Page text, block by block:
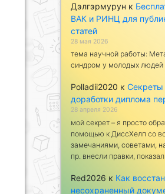
Дэлгэрмурун к
ВАК и РИНЦ для
статей
28 мая 2026
тема научной работы:
синдром у молодых людей
Polladii2020 к Секреты
доработки диплома
28 апреля 2026
мой секрет – я просто
помощью к ДиссХелп со
замечаниями, советами,
пр. внесли правки,
Red2026 к Как
несохраненный